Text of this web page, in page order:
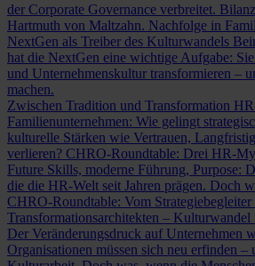
der Corporate Governance verbreitet.
Hartmuth von Maltzahn. Nachfolge in
NextGen als Treiber des Kulturwandels
hat die NextGen eine wichtige Aufgabe:
und Unternehmenskultur transformieren –
machen.
Zwischen Tradition und Transformation
Familienunternehmen: Wie gelingt
kulturelle Stärken wie Vertrauen,
verlieren? CHRO-Roundtable: Drei HR-
Future Skills, moderne Führung, Purpose:
die die HR-Welt seit Jahren prägen. Doch
CHRO-Roundtable: Vom Strategiebegleiter
Transformationsarchitekten – Kulturwandel
Der Veränderungsdruck auf Unternehmen
Organisationen müssen sich neu erfinden –